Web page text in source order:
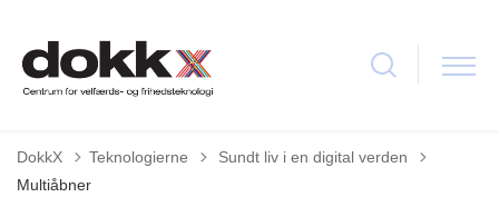
DokkX Teknologierne Tilbage til
Sundt liv i en digital verden
Multiåbner